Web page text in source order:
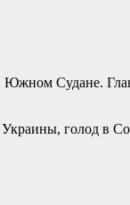
Южном Судане.
голод в